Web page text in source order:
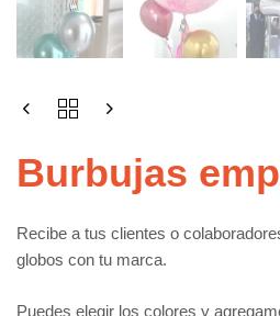
Burbujas
Recibe a tus clientes o
globos con tu marca.
Puedes elegir los colores y